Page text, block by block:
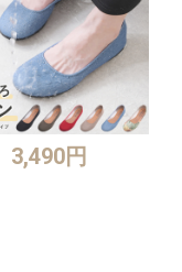
3,490円